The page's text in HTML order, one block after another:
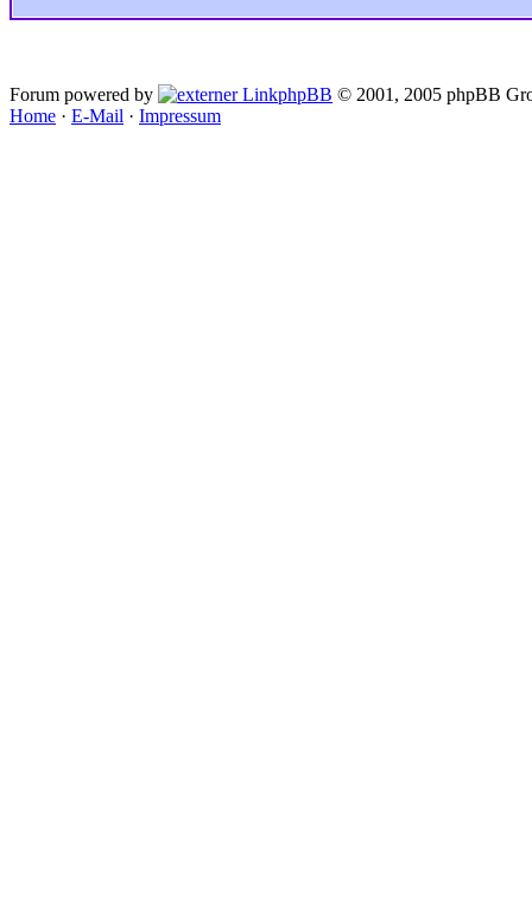
Forum powered by phpBB © 2001, 2005 phpBB
Home · E-Mail · Impressum